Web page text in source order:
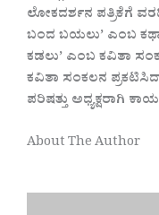
ಲೋಕದರ್ಶನ ಪತ್ರಿಕೆಗೆ
ಬಂದ ಬಯಲು’ ಎಂಬ
ಕಡಲು’ ಎಂಬ ಕವಿತಾ
ಕವಿತಾ ಸಂಕಲನ
ಪರಿಷತ್ತು ಅಧ್ಯಕ್ಷರಾಗಿ
About The Author